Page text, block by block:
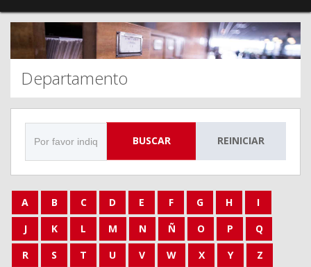
Departamento
BUSCAR REINICIAR
A B C D E F G H
I
J
K L M N Ñ O P
Q
R
S T U V W X Y Z